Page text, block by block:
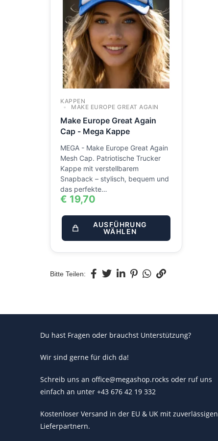
KAPPEN
MAKE EUROPE GREAT AGAIN
Make Europe Great Again
Cap - Mega Kappe
MEGA - Make Europe Great Again
Mesh Cap. Patriotische Trucker
Kappe mit verstellbarem
Snapback – stylisch, bequem und
das perfekte…
€ 19,70
AUSFÜHRUNG
WÄHLEN
Bitte Teilen:
Du hast Fragen oder brauchst Unterstützung?
Wir sind gerne für dich da!
Schreib uns an office@megashop.rocks oder ruf uns
einfach an unter +43 676 42 19 332
Kostenloser Versand in der EU & UK mit zuverlässigen
Lieferpartnern.